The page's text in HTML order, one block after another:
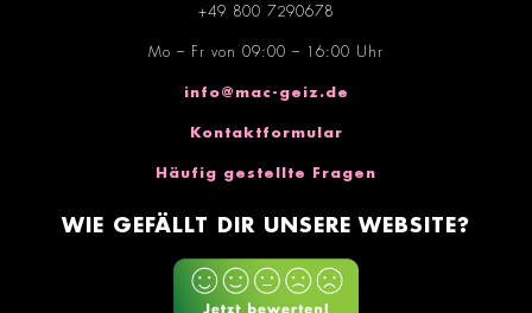
+49 800 7290678
Mo – Fr von 09:00 – 16:00 Uhr
info@mac-geiz.de
Kontaktformular
Häufig gestellte Fragen
WIE GEFÄLLT DIR UNSERE WEBSITE?